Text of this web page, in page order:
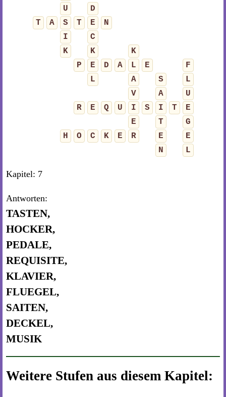
U
D
T
A S T E
N
I
C
K
K
K
P
E D A L E
F
L
A S
L
V
A
U
R
E Q U I S I T
E
E
T
G
H
O C K E R E
E
N
L
Kapitel: 7
Antworten:
TASTEN,
HOCKER,
PEDALE,
REQUISITE,
KLAVIER,
FLUEGEL,
SAITEN,
DECKEL,
MUSIK
Weitere Stufen aus diesem Kapitel: